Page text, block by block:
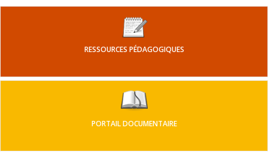
RESSOURCES PÉDAGOGIQUES
PORTAIL DOCUMENTAIRE